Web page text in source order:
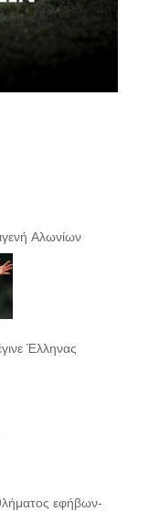
Αλωνίων
Έλληνας
εφήβων-